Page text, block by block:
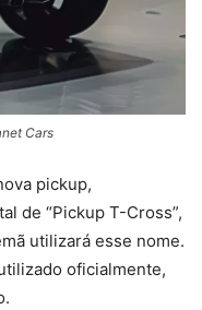
Cars
pickup,
de “Pickup T-Cross”,
utilizará esse nome.
oficialmente,